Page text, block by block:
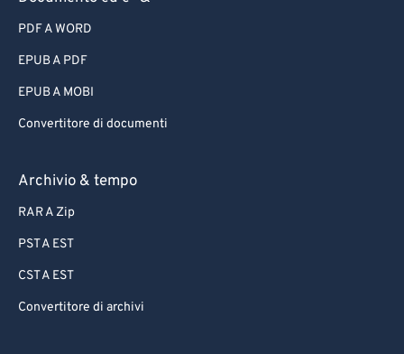
PDF A WORD
EPUB A PDF
EPUB A MOBI
Convertitore di documenti
Archivio & tempo
RAR A Zip
PST A EST
CST A EST
Convertitore di archivi